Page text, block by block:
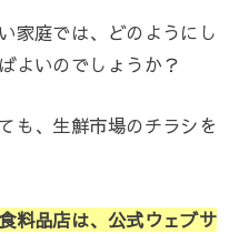
家庭では、どのようにし
よいのでしょうか？
も、生鮮市場のチラシを
料品店は、公式ウェブサ